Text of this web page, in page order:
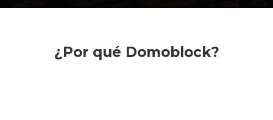
¿Por qué Domoblock?